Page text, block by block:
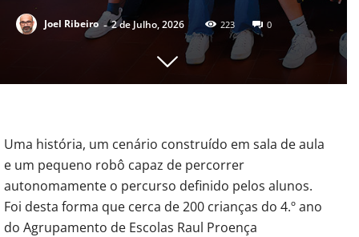
Joel Ribeiro - 2 de Julho, 2026 223 0
Uma história, um cenário construído em sala de aula
e um pequeno robô capaz de percorrer
autonomamente o percurso definido pelos alunos.
Foi desta forma que cerca de 200 crianças do 4.º ano
do Agrupamento de Escolas Raul Proença